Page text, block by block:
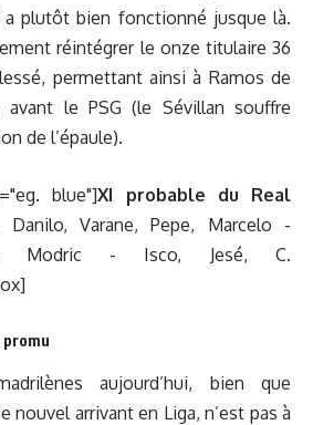
a plutôt bien fonctionné jusque là.
réintégrer le onze titulaire 36
permettant ainsi à Ramos de
le PSG (le Sévillan souffre
de l’épaule).
blue"]XI probable du Real
Varane, Pepe, Marcelo -
Modric - Isco, Jesé, C.
aujourd’hui, bien que
arrivant en Liga, n’est pas à